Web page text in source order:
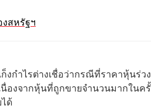
สหรัฐฯ
กำไรต่างเชื่อว่ากรณีที่ราคาหุ้นร่วง
องจากหุ้นที่ถูกขายจำนวนมากในค
ด้